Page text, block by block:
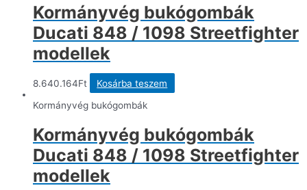
Kormányvég bukógombák
Ducati 848 / 1098 Streetfighter
modellek
8.640.164Ft
Kosárba teszem
Kormányvég bukógombák
Kormányvég bukógombák
Ducati 848 / 1098 Streetfighter
modellek